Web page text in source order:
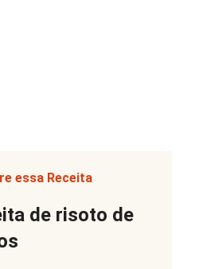
essa Receita
de risoto de